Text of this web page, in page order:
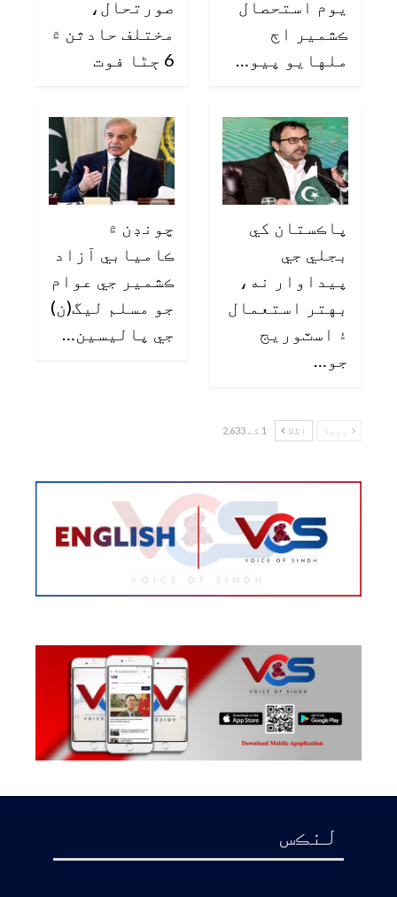
يوم استحصال
ڪشمير اڄ
ملهايو پيو…
صورتحال،
مختلف حادثن ۾
6 ڄڻا فوت
پاڪستان کي
بجلي جي
پيداوار نه،
بهتر استعمال
۽ اسٽوريج
جو…
چونڊن ۾
ڪاميابي آزاد
ڪشمير جي عوام
جو مسلم ليگ(ن)
جي پاليسين…
پچھلا اگلا 1 کے 2,633
لنڪس